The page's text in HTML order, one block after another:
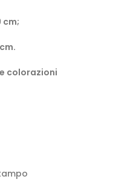
cm;
colorazioni